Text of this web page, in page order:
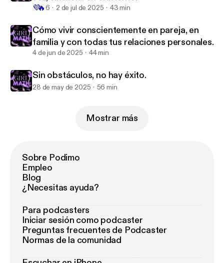
💜🔥6 2 de jul de 2025 43 min
Cómo vivir conscientemente en pareja, en
familia y con todas tus relaciones personales.
4 de jun de 2025 44 min
Sin obstáculos, no hay éxito.
28 de may de 2025 56 min
Mostrar más
Sobre Podimo
Empleo
Blog
¿Necesitas ayuda?
Para podcasters
Iniciar sesión como podcaster
Preguntas frecuentes de Podcaster
Normas de la comunidad